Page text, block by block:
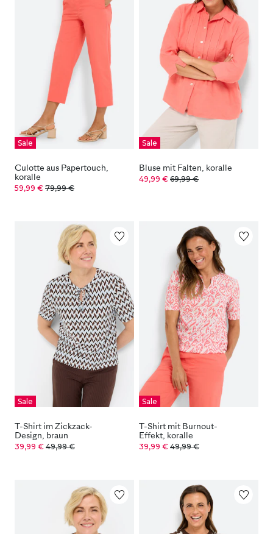
Sale
Culotte aus Papertouch,
koralle
59,99 € 79,99 €
Sale
Bluse mit Falten, koralle
49,99 € 69,99 €
Sale
T-Shirt im Zickzack-
Design, braun
39,99 € 49,99 €
Sale
T-Shirt mit Burnout-
Effekt, koralle
39,99 € 49,99 €